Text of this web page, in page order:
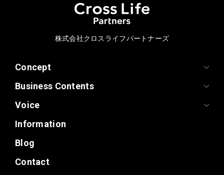
株式会社クロスライフパートナーズ
Concept
Business Contents
Voice
Information
Blog
Contact